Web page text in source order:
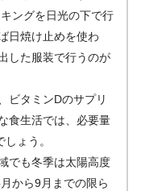
ングを日光の下で行
日焼け止めを使わ
した服装で行うのが
ビタミンDのサプリ
食生活では、必要量
ょう。
でも冬季は太陽高度
から9月までの限ら